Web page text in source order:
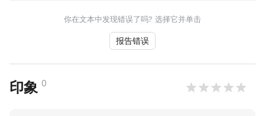
你在文本中发现错误了吗? 选择它并单击
报告错误
印象 0